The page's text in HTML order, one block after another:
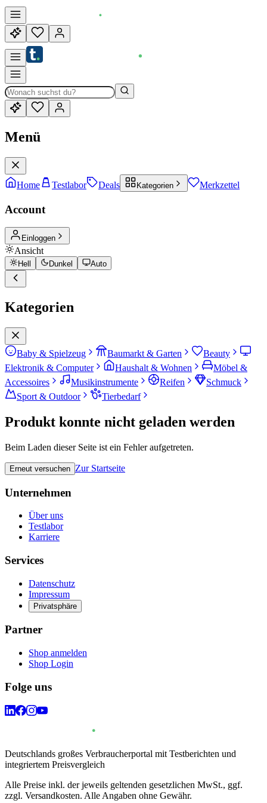
Menü
Home Testlabor Deals Kategorien Merkzettel
Account
Einloggen
Ansicht
Hell Dunkel Auto
Kategorien
Baby & Spielzeug Baumarkt & Garten
Beauty
Elektronik & Computer
Haushalt & Wohnen
Möbel &
Accessoires
Musikinstrumente Reifen
Schmuck
Sport & Outdoor
Tierbedarf
Produkt konnte nicht geladen werden
Beim Laden dieser Seite ist ein Fehler aufgetreten.
Erneut versuchen Zur Startseite
Unternehmen
Über uns
Testlabor
Karriere
Services
Datenschutz
Impressum
Privatsphäre
Partner
Shop anmelden
Shop Login
Folge uns
Deutschlands großes Verbraucherportal mit Testberichten und
integriertem Preisvergleich
Alle Preise inkl. der jeweils geltenden gesetzlichen MwSt., ggf.
zzgl. Versandkosten. Alle Angaben ohne Gewähr.